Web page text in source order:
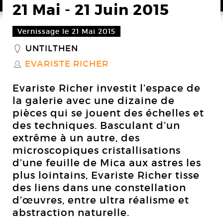
21 Mai - 21 Juin 2015
Vernissage le 21 Mai 2015
_ UNTILTHEN
S EVARISTE RICHER
Evariste Richer investit l’espace de
la galerie avec une dizaine de
pièces qui se jouent des échelles et
des techniques. Basculant d’un
extrême à un autre, des
microscopiques cristallisations
d’une feuille de Mica aux astres les
plus lointains, Evariste Richer tisse
des liens dans une constellation
d’œuvres, entre ultra réalisme et
abstraction naturelle.